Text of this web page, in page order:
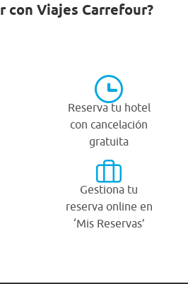
con Viajes Carrefour?
Reserva tu hotel
con cancelación
gratuita
Gestiona tu
reserva online en
‘Mis Reservas’